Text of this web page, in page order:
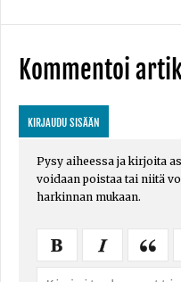
Kommentoi
KIRJAUDU SISÄÄN
Pysy aiheessa ja kirjoita
voidaan poistaa tai niitä
harkinnan mukaan.